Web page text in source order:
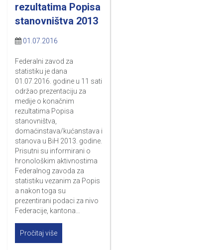
rezultatima Popisa
stanovništva 2013
01.07.2016
Federalni zavod za
statistiku je dana
01.07.2016. godine u 11 sati
održao prezentaciju za
medije o konačnim
rezultatima Popisa
stanovništva,
domaćinstava/kućanstava i
stanova u BiH 2013. godine.
Prisutni su informirani o
hronološkim aktivnostima
Federalnog zavoda za
statistiku vezanim za Popis
a nakon toga su
prezentirani podaci za nivo
Federacije, kantona…
Pročitaj više